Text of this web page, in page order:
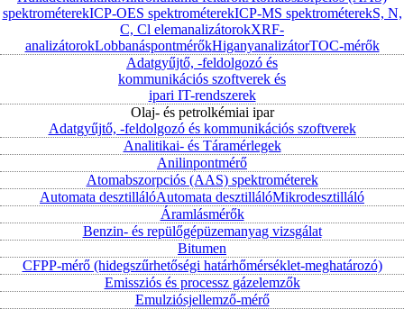
spektrométerekICP-OES spektrométerekICP-MS spektrométerekS, N,
C, Cl elemanalizátorokXRF-
analizátorokLobbanáspontmérőkHiganyanalizátorTOC-mérők
Adatgyűjtő, -feldolgozó és
kommunikációs szoftverek és
ipari IT-rendszerek
Olaj- és petrolkémiai ipar
Adatgyűjtő, -feldolgozó és kommunikációs szoftverek
Analitikai- és Táramérlegek
Anilinpontmérő
Atomabszorpciós (AAS) spektrométerek
Automata desztillálóAutomata desztillálóMikrodesztilláló
Áramlásmérők
Benzin- és repülőgépüzemanyag vizsgálat
Bitumen
CFPP-mérő (hidegszűrhetőségi határhőmérséklet-meghatározó)
Emissziós és processz gázelemzők
Emulziósjellemző-mérő